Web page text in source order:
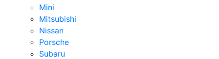
Mini
Mitsubishi
Nissan
Porsche
Subaru